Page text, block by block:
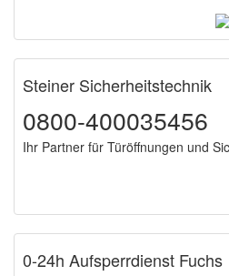
Steiner Sicherheitstechnik
0800-400035456
Ihr Partner für Türöffnungen und
0-24h Aufsperrdienst Fuchs